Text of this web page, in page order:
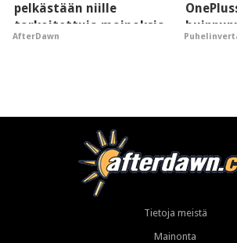
pelkästään niille
tarkoitettuja mainoksia
- vaikuttaa tekoälyn
AfterDawn
Tietoja meistä
Mainonta